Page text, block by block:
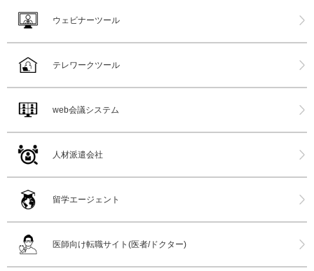
ウェビナーツール
テレワークツール
web会議システム
人材派遣会社
留学エージェント
医師向け転職サイト(医者/ドクター)